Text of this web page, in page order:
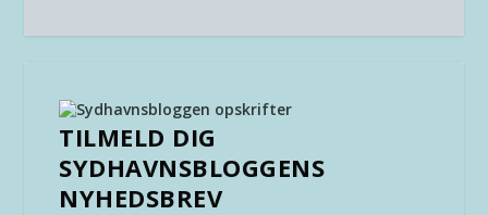
TILMELD DIG
SYDHAVNSBLOGGENS
NYHEDSBREV